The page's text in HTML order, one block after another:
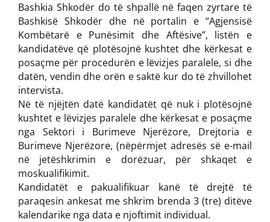
Bashkia Shkodër do të shpallë në faqen zyrtare të
Bashkisë Shkodër dhe në portalin e “Agjensisë
Kombëtarë e Punësimit dhe Aftësive”, listën e
kandidatëve që plotësojnë kushtet dhe kërkesat e
posaçme për procedurën e lëvizjes paralele, si dhe
datën, vendin dhe orën e saktë kur do të zhvillohet
intervista.
Në të njëjtën datë kandidatët që nuk i plotësojnë
kushtet e lëvizjes paralele dhe kërkesat e posaçme
nga Sektori i Burimeve Njerëzore, Drejtoria e
Burimeve Njerëzore, (nëpërmjet adresës së e-mail
në jetëshkrimin e dorëzuar, për shkaqet e
moskualifikimit.
Kandidatët e pakualifikuar kanë të drejtë të
paraqesin ankesat me shkrim brenda 3 (tre) ditëve
kalendarike nga data e njoftimit individual.